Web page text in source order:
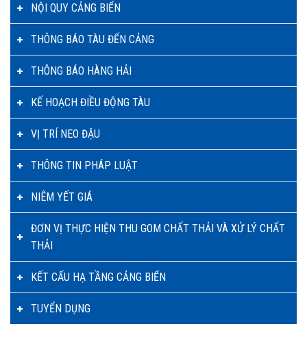
NỘI QUY CẢNG BIỂN
THÔNG BÁO TÀU ĐẾN CẢNG
THÔNG BÁO HÀNG HẢI
KẾ HOẠCH ĐIỀU ĐỘNG TÀU
VỊ TRÍ NEO ĐẬU
THÔNG TIN PHÁP LUẬT
NIÊM YẾT GIÁ
ĐƠN VỊ THỰC HIỆN THU GOM CHẤT THẢI VÀ XỬ LÝ CHẤT
THẢI
KẾT CẤU HẠ TẦNG CẢNG BIỂN
TUYỂN DỤNG